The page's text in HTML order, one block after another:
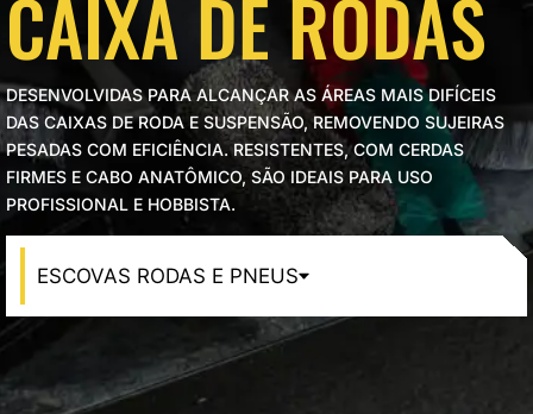
CREPE AUTOMOTIVA
AUTOMOTIVAS
E HIGIENIZAÇÃO
AUTOMOTIVO
CAIXA DE RODAS
DESENVOLVIDAS PARA ALCANÇAR AS ÁREAS MAIS DIFÍCEIS
DAS CAIXAS DE RODA E SUSPENSÃO, REMOVENDO SUJEIRAS
PESADAS COM EFICIÊNCIA. RESISTENTES, COM CERDAS
FIRMES E CABO ANATÔMICO, SÃO IDEAIS PARA USO
PROFISSIONAL E HOBBISTA.
ESCOVAS RODAS E PNEUS